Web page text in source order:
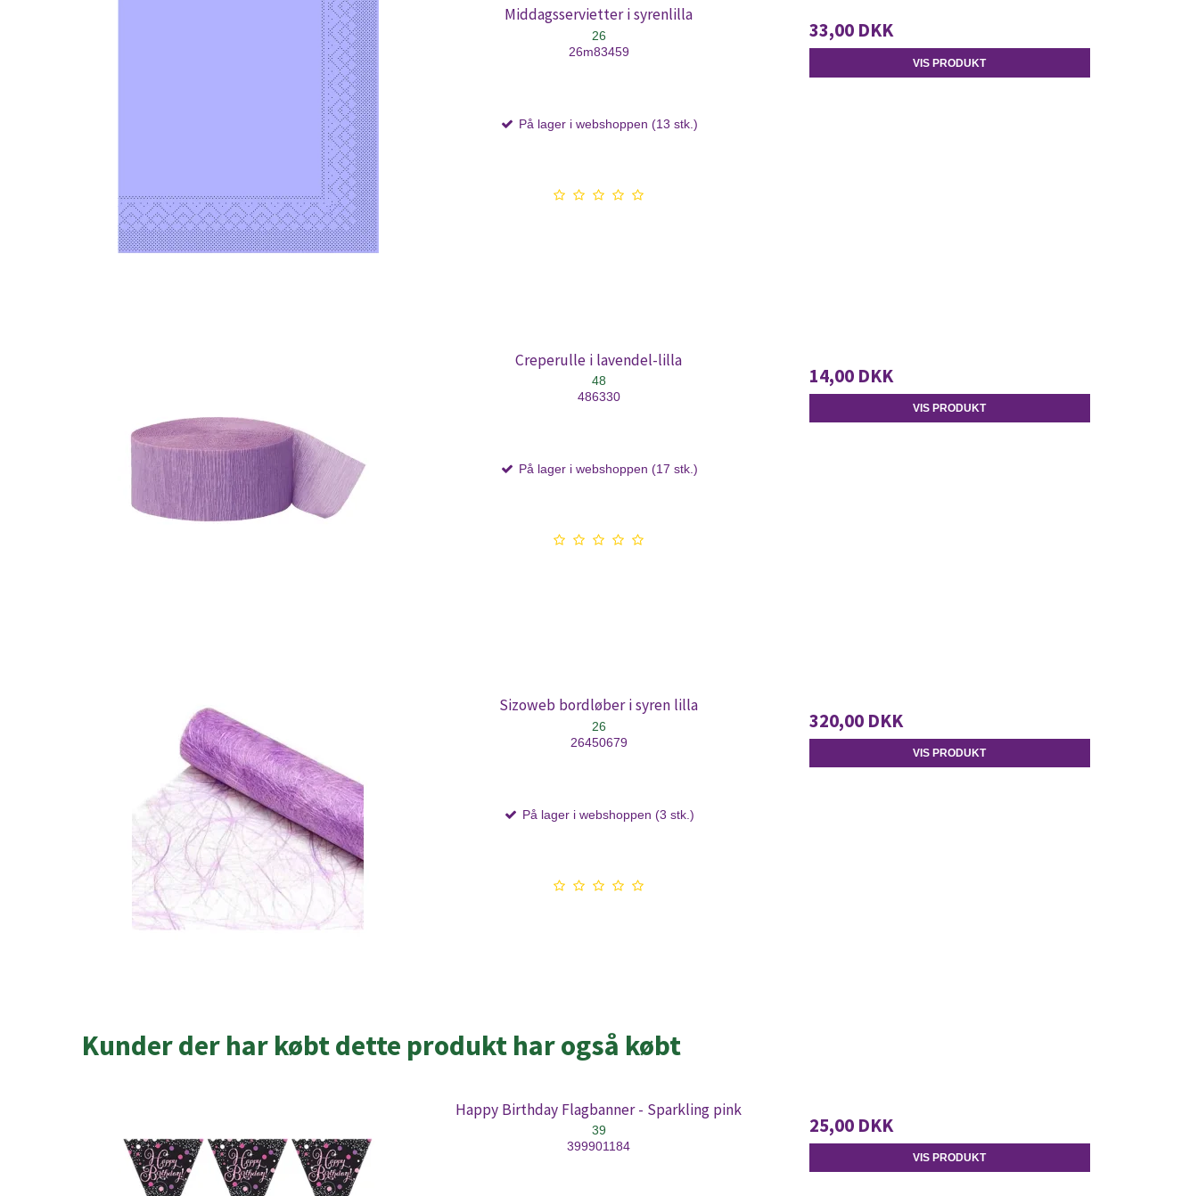
Middagsservietter i syrenlilla
26
26m83459
På lager i webshoppen (13 stk.)
33,00 DKK
VIS PRODUKT
Creperulle i lavendel-lilla
48
486330
På lager i webshoppen (17 stk.)
14,00 DKK
VIS PRODUKT
Sizoweb bordløber i syren lilla
26
26450679
På lager i webshoppen (3 stk.)
320,00 DKK
VIS PRODUKT
Kunder der har købt dette produkt har også købt
Happy Birthday Flagbanner - Sparkling pink
39
399901184
25,00 DKK
VIS PRODUKT